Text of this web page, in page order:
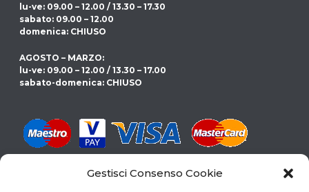
Gestisci Consenso Cookie
lu-ve: 09.00 – 12.00 / 13.30 – 17.30
sabato: 09.00 – 12.00
domenica: CHIUSO
AGOSTO – MARZO:
lu-ve: 09.00 – 12.00 / 13.30 – 17.00
sabato-domenica: CHIUSO